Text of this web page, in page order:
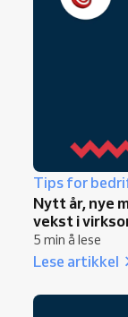
Tips for
Nytt år, nye
vekst i
5 min å lese
Lese artikkel